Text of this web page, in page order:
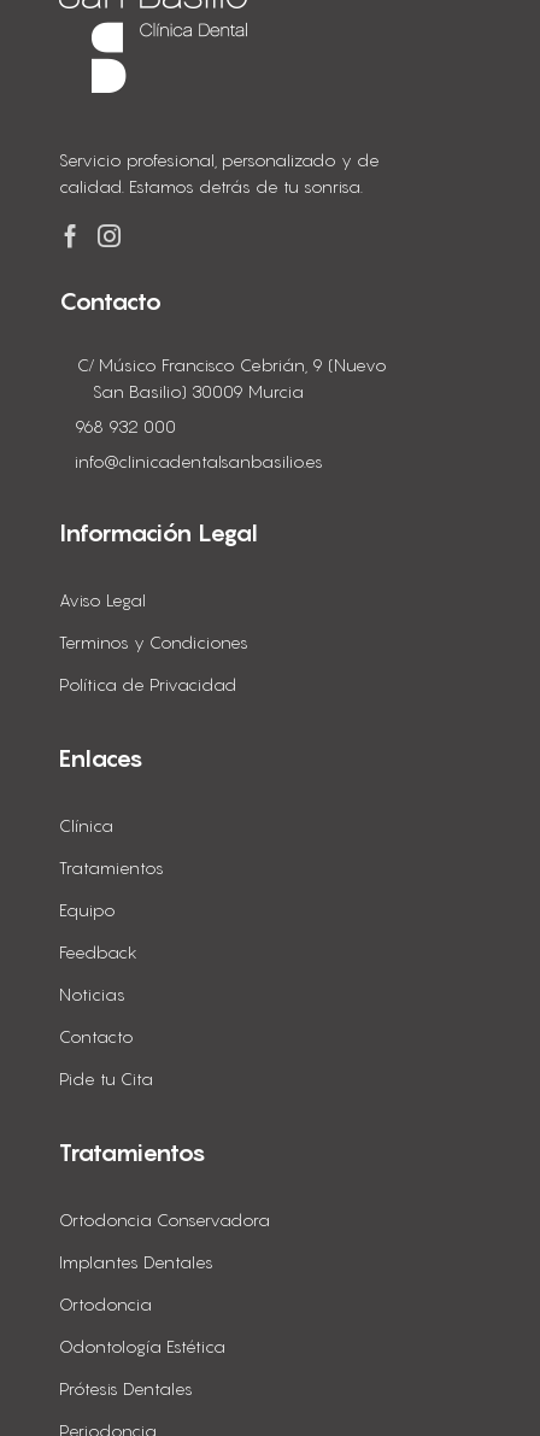
Servicio profesional, personalizado y de
calidad. Estamos detrás de tu sonrisa.
Contacto
C/ Músico Francisco Cebrián, 9 (Nuevo
San Basilio) 30009 Murcia
968 932 000
info@clinicadentalsanbasilio.es
Información Legal
Aviso Legal
Terminos y Condiciones
Política de Privacidad
Enlaces
Clínica
Tratamientos
Equipo
Feedback
Noticias
Contacto
Pide tu Cita
Tratamientos
Ortodoncia Conservadora
Implantes Dentales
Ortodoncia
Odontología Estética
Prótesis Dentales
Periodoncia